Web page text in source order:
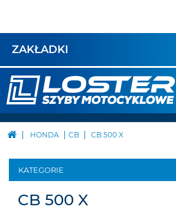
ZAKŁADKI
HONDA CB CB 500 X
KATEGORIE
CB 500 X